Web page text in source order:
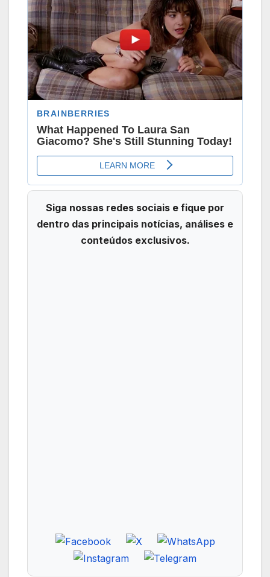
Siga nossas redes sociais e fique por
dentro das principais notícias, análises e
conteúdos exclusivos.